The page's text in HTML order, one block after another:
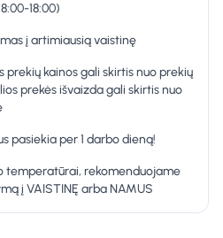
18:00)
į artimiausią vaistinę
prekių kainos gali skirtis nuo prekių
prekės išvaizda gali skirtis nuo
pasiekia per 1 darbo dieną!
temperatūrai, rekomenduojame
į VAISTINĘ arba NAMUS